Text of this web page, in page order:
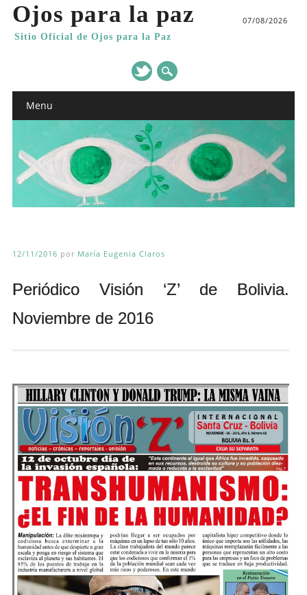
Ojos para la paz
Sitio Oficial de Ojos para la Paz
07/08/2026
Main menu
Menu
12/11/2016 por María Eugenia Claros
Periódico Visión ‘Z’ de Bolivia.
Noviembre de 2016